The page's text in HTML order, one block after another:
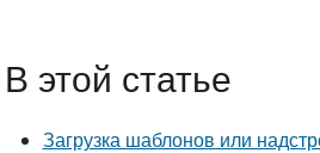
В этой статье
Загрузка шаблонов или